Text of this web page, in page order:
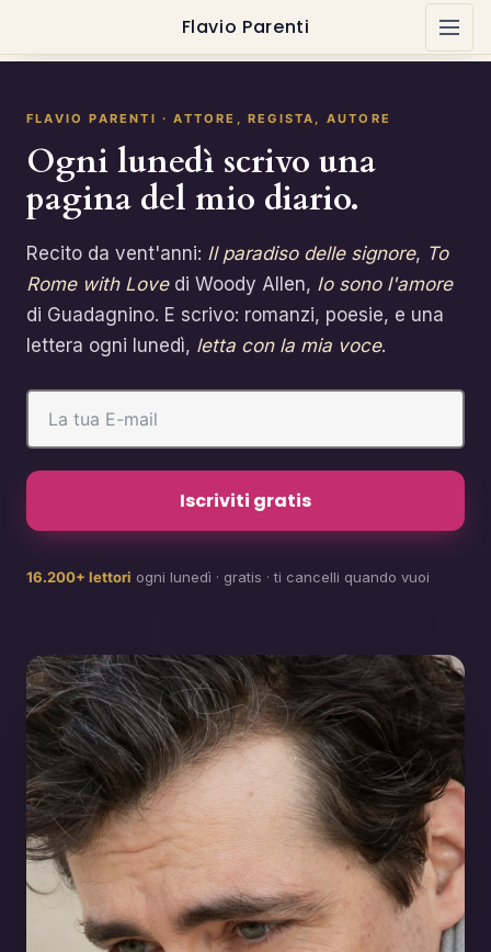
Flavio Parenti
FLAVIO PARENTI · ATTORE, REGISTA, AUTORE
Ogni lunedì scrivo una
pagina del mio diario.
Recito da vent'anni: Il paradiso delle signore, To
Rome with Lovedi Woody Allen, Io sono l'amore
di Guadagnino. E scrivo: romanzi, poesie, e una
lettera ogni lunedì, letta con la mia voce.
Iscriviti gratis
16.200+ lettori ogni lunedì · gratis · ti cancelli quando vuoi